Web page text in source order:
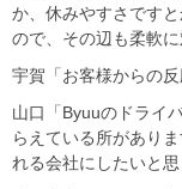
か、休みやすさです
ので、その辺も柔軟
宇賀「お客様からの反
山口「Byuuのドライ
らえている所があり
れる会社にしたいと思